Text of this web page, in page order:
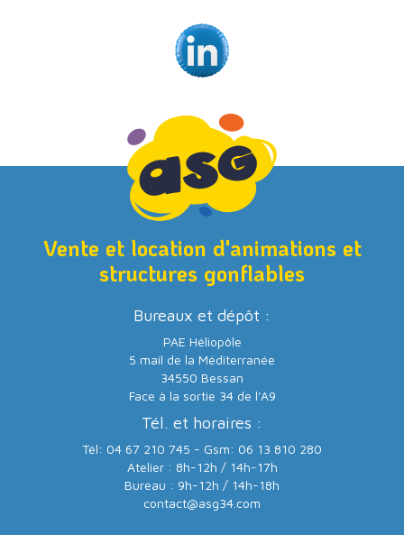
Vente et location d'animations et
structures gonflables
Bureaux et dépôt :
PAE Héliopôle
5 mail de la Méditerranée
34550 Bessan
Face à la sortie 34 de l'A9
Tél. et horaires :
Tél: 04 67 210 745 - Gsm: 06 13 810 280
Atelier : 8h-12h / 14h-17h
Bureau : 9h-12h / 14h-18h
contact@asg34.com